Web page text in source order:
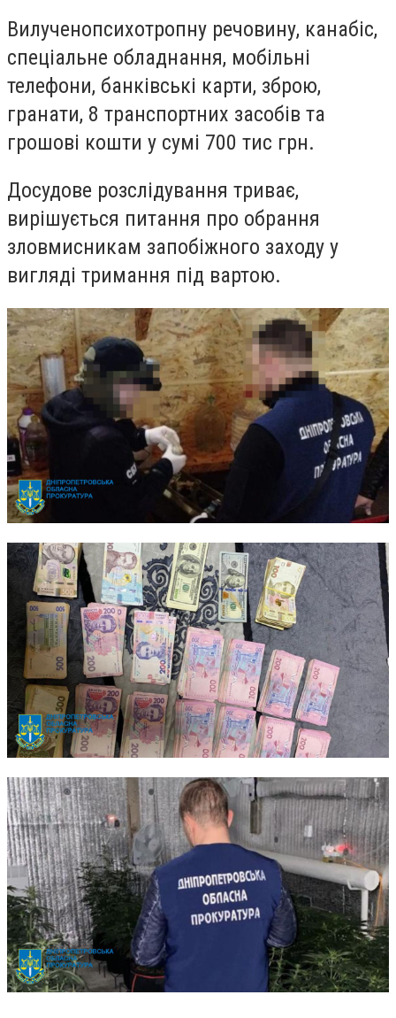
Вилученопсихотропну речовину, канабіс,
спеціальне обладнання, мобільні
телефони, банківські карти, зброю,
гранати, 8 транспортних засобів та
грошові кошти у сумі 700 тис грн.
Досудове розслідування триває,
вирішується питання про обрання
зловмисникам запобіжного заходу у
вигляді тримання під вартою.